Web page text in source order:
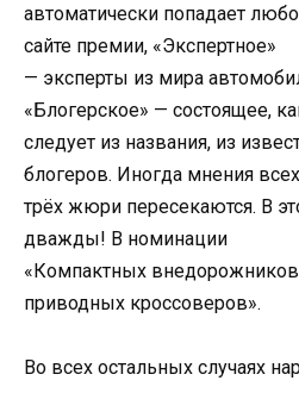
автоматически попадает
сайте премии, «Экспертное»
— эксперты из мира
«Блогерское» — состоящее,
следует из названия, из
блогеров. Иногда мнения всех
трёх жюри пересекаются. В
дважды! В номинации
«Компактных
приводных кроссоверов».
Во всех остальных случаях